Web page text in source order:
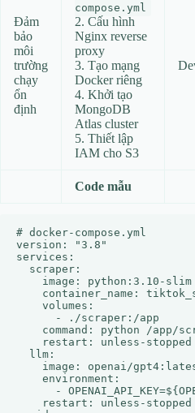
Đảm
bảo
môi
trường
chạy
ổn
định
compose.yml
2. Cấu hình
Nginx reverse
proxy
3. Tạo mạng
Docker riêng
4. Khởi tạo
MongoDB
Atlas cluster
5. Thiết lập
IAM cho S3
Code mẫu
# docker-compose.yml
version: "3.8"
services:
  scraper:
    image: python:3.10-slim
container_name:
    volumes:
      - ./scraper:/app
command: python /app/
    restart: unless-stopped
  llm:
image: openai/
    environment:
-
    restart: unless-stopped